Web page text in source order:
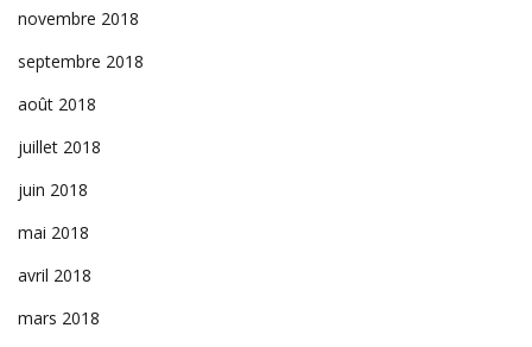
novembre 2018
septembre 2018
août 2018
juillet 2018
juin 2018
mai 2018
avril 2018
mars 2018